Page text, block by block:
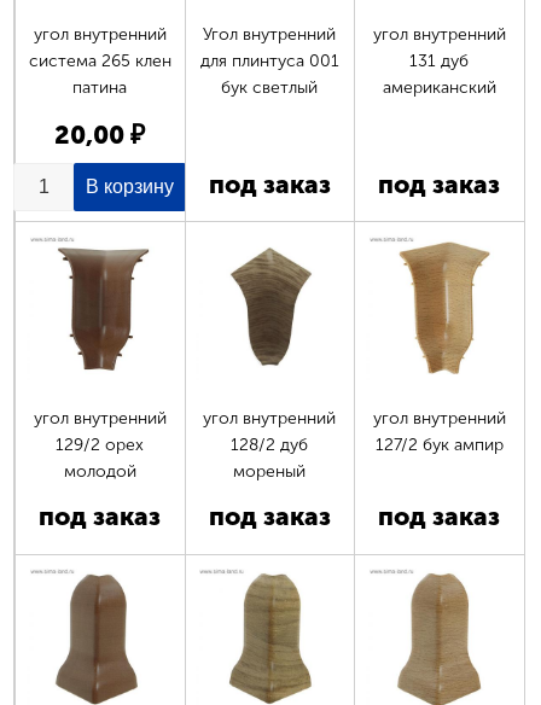
угол внутренний
система 265 клен
патина
20,00 ₽
Угол внутренний
для плинтуса 001
бук светлый
под заказ
угол внутренний
131 дуб
американский
под заказ
угол внутренний
129/2 орех
молодой
под заказ
угол внутренний
128/2 дуб
мореный
под заказ
угол внутренний
127/2 бук ампир
под заказ